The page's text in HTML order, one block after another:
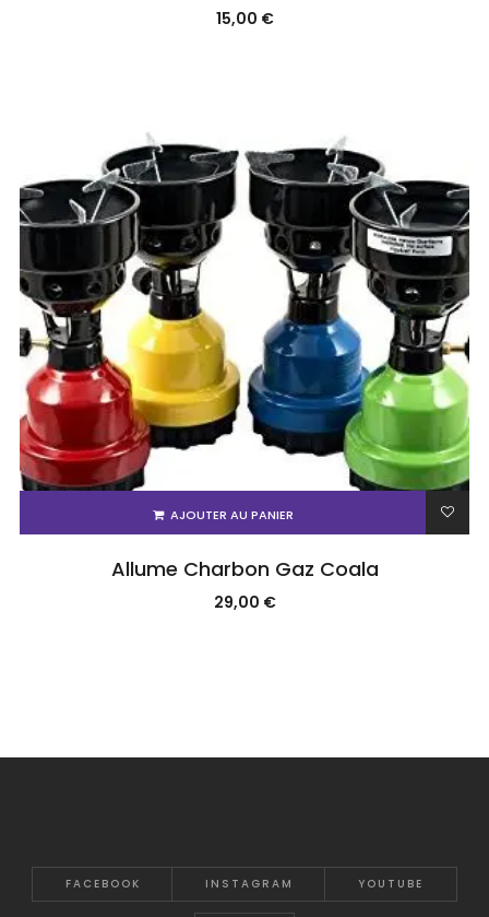
15,00 €
AJOUTER AU PANIER
Allume Charbon Gaz Coala
29,00 €
FACEBOOK INSTAGRAM YOUTUBE